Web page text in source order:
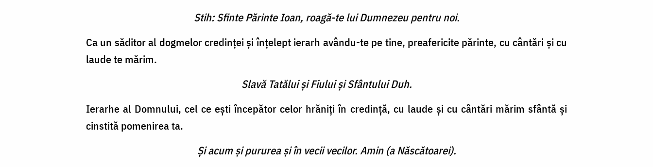
Stih: Sfinte Părinte Ioan, roagă-te lui Dumnezeu pentru noi.
Ca un săditor al dogmelor credinţei şi înţelept ierarh avându-te pe tine, preafericite părinte, cu cântări şi cu
laude te mărim.
Slavă Tatălui şi Fiului şi Sfântului Duh.
Ierarhe al Domnului, cel ce eşti începător celor hrăniţi în credinţă, cu laude şi cu cântări mărim sfântă şi
cinstită pomenirea ta.
Şi acum şi pururea şi în vecii vecilor. Amin (a Născătoarei).